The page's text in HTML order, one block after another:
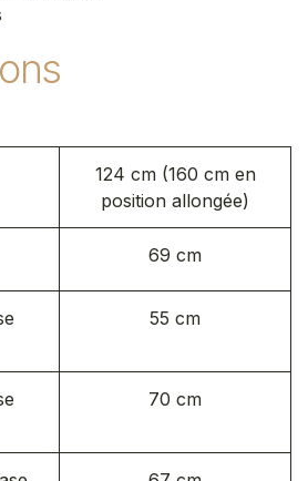
124 cm (160 cm en
position allongée)
69 cm
55 cm
70 cm